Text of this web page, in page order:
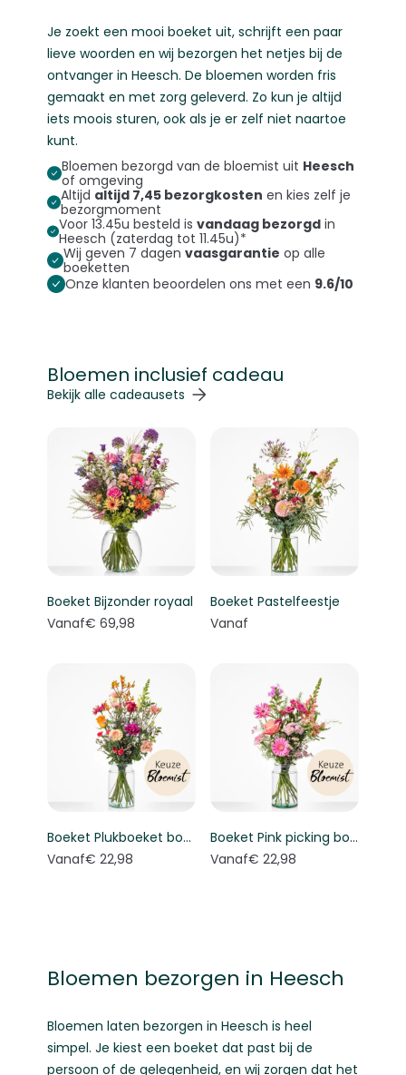
Je zoekt een mooi boeket uit, schrijft een paar
lieve woorden en wij bezorgen het netjes bij de
ontvanger in Heesch. De bloemen worden fris
gemaakt en met zorg geleverd. Zo kun je altijd
iets moois sturen, ook als je er zelf niet naartoe
kunt.
Bloemen bezorgd van de bloemist uit Heesch
of omgeving
Altijd altijd 7,45 bezorgkosten en kies zelf je
bezorgmoment
Voor 13.45u besteld is vandaag bezorgdin
Heesch (zaterdag tot 11.45u)*
Wij geven 7 dagen vaasgarantie op alle
boeketten
Onze klanten beoordelen ons met een 9.6/10
Bloemen inclusief cadeau
Navigeren door de elementen van de carrousel is
Druk om carrousel over te slaan
Bekijk alle cadeausets
Boeket Bijzonder royaal
Vanaf€ 69,98
Boeket Pastelfeestje
Vanaf
Boeket Plukboeket bont - Keuze bloemist
Vanaf€ 22,98
Boeket Pink picking bouquet - Florist's choice
Vanaf€ 22,98
Bloemen bezorgen in Heesch
Bloemen laten bezorgen in Heesch is heel
simpel. Je kiest een boeket dat past bij de
persoon of de gelegenheid, en wij zorgen dat het